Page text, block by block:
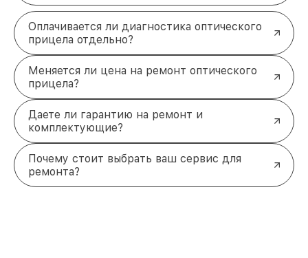
Оплачивается ли диагностика оптического
прицела отдельно?
Меняется ли цена на ремонт оптического
прицела?
Даете ли гарантию на ремонт и
комплектующие?
Почему стоит выбрать ваш сервис для
ремонта?